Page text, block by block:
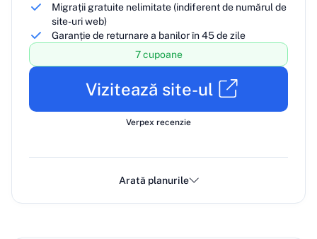
Migrații gratuite nelimitate (indiferent de numărul de
site-uri web)
Garanție de returnare a banilor în 45 de zile
7 cupoane
Vizitează site-ul
Verpex recenzie
Arată planurile